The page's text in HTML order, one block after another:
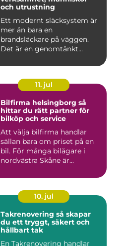
och utrustning
Ett modernt släcksystem är
mer än bara en
brandsläckare på väggen.
Det är en genomtänkt
11. jul
Bilfirma helsingborg så
hittar du rätt partner för
bilköp och service
Att välja bilfirma handlar
sällan bara om priset på en
bil. För många bilägare i
nordvästra Skåne är...
10. jul
Takrenovering så skapar
du ett tryggt, säkert och
hållbart tak
En Takrenovering handlar